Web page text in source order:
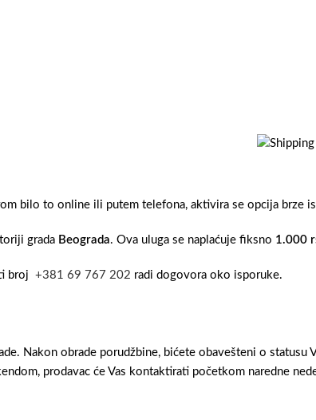
bilo to online ili putem telefona, aktivira se opcija brze
grada Beograda. Ova uluga se naplaćuje fiksno 1.000
broj +381 69 767 202 radi dogovora oko isporuke.
Nakon obrade porudžbine, bićete obavešteni o
prodavac će Vas kontaktirati početkom naredne